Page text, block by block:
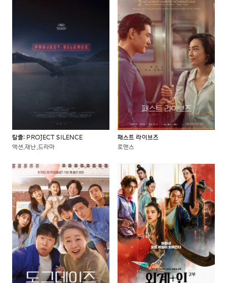
탈출: PROJECT SILENCE
액션,재난,드라마
패스트 라이브즈
로맨스